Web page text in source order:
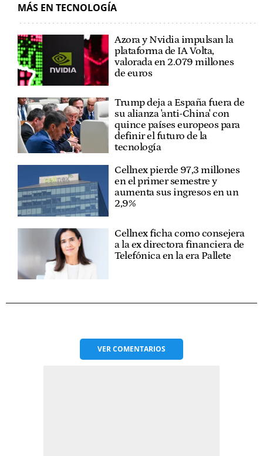
MÁS EN TECNOLOGÍA
Azora y Nvidia impulsan la
plataforma de IA Volta,
valorada en 2.079 millones
de euros
Trump deja a España fuera de
su alianza 'anti-China' con
quince países europeos para
definir el futuro de la
tecnología
Cellnex pierde 97,3 millones
en el primer semestre y
aumenta sus ingresos en un
2,9%
Cellnex ficha como consejera
a la ex directora financiera de
Telefónica en la era Pallete
VERCOMENTARIOS